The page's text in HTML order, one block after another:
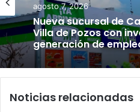
agosto 7, 2026
Nueva sucursal de
Villa de Pozos con
generación de
Noticias relacionadas